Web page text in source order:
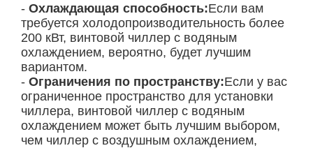
-Охлаждающая способность:Если вам
требуется холодопроизводительность более
200 кВт, винтовой чиллер с водяным
охлаждением, вероятно, будет лучшим
вариантом.
-Ограничения по пространству:Если у вас
ограниченное пространство для установки
чиллера, винтовой чиллер с водяным
охлаждением может быть лучшим выбором,
чем чиллер с воздушным охлаждением,